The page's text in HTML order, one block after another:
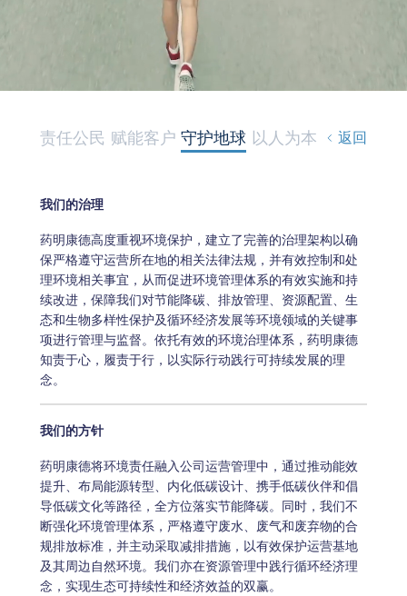
责任公民 赋能客户 守护地球 以人为本 返回
我们的治理
药明康德高度重视环境保护，建立了完善的治理架构以确
保严格遵守运营所在地的相关法律法规，并有效控制和处
理环境相关事宜，从而促进环境管理体系的有效实施和持
续改进，保障我们对节能降碳、排放管理、资源配置、生
态和生物多样性保护及循环经济发展等环境领域的关键事
项进行管理与监督。依托有效的环境治理体系，药明康德
知责于心，履责于行，以实际行动践行可持续发展的理
念。
我们的方针
药明康德将环境责任融入公司运营管理中，通过推动能效
提升、布局能源转型、内化低碳设计、携手低碳伙伴和倡
导低碳文化等路径，全方位落实节能降碳。同时，我们不
断强化环境管理体系，严格遵守废水、废气和废弃物的合
规排放标准，并主动采取减排措施，以有效保护运营基地
及其周边自然环境。我们亦在资源管理中践行循环经济理
念，实现生态可持续性和经济效益的双赢。